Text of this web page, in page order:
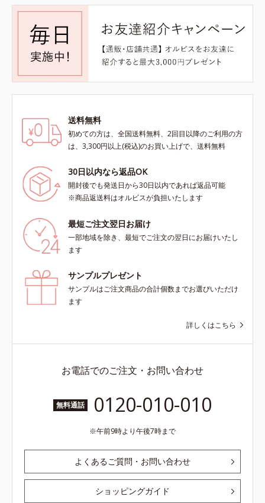
送料無料
初めての方は、全国送料無料、2回目以降のご利用の方
は、3,300円以上(税込)のお買い上げで、送料無料
30日以内なら返品OK
開封後でも発送日から30日以内であれば返品可能
※商品返送料はオルビスが負担いたします
最短ご注文翌日お届け
一部地域を除き、最短でご注文の翌日にお届けいたし
ます
サンプルプレゼント
サンプルはご注文商品の合計個数までお選びいただけ
ます
詳しくはこちら
お電話でのご注文・お問い合わせ
無料通話 0120-010-010
午前9時より午後7時まで
よくあるご質問・お問い合わせ
ショッピングガイド